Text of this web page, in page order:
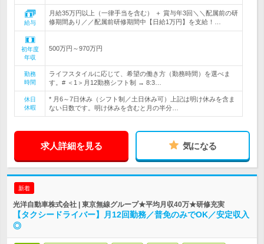
給与
月給35万円以上（一律手当を含む） ＋ 賞与年3回＼＼配属前の研
修期間あり／／配属前研修期間中【日給1万円】を支給！…
初年度
年収
500万円～970万円
勤務
時間
ライフスタイルに応じて、希望の働き方（勤務時間）を選べま
す。# ＜1＞月12勤務シフト制 → 8:3…
休日
休暇
* 月6～7日休み（シフト制／土日休み可）上記は明け休みを含ま
ない日数です。明け休みを含むと月の半分…
求人詳細を見る 気になる
新着
光洋自動車株式会社 | 東京無線グループ★平均月収40万★研修充実
【タクシードライバー】月12回勤務／普免のみでOK／安定収入
◎